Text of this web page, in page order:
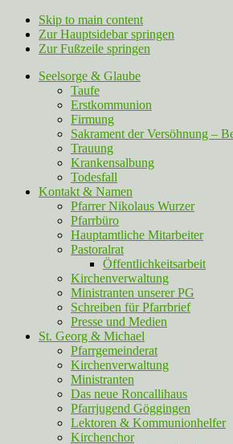
Skip to main content
Zur Hauptsidebar springen
Zur Fußzeile springen
Seelsorge & Glaube
Taufe
Erstkommunion
Firmung
Sakrament der Versöhnung –
Trauung
Krankensalbung
Todesfall
Kontakt & Namen
Pfarrer Nikolaus Wurzer
Pfarrbüro
Hauptamtliche Mitarbeiter
Pastoralrat
Öffentlichkeitsarbeit
Kirchenverwaltung
Ministranten unserer PG
Schreiben für Pfarrbrief
Presse und Medien
St. Georg & Michael
Pfarrgemeinderat
Kirchenverwaltung
Ministranten
Das neue Roncallihaus
Pfarrjugend Göggingen
Lektoren & Kommunionhelfer
Kirchenchor